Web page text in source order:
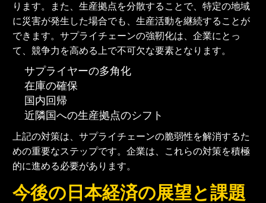
ります。また、生産拠点を分散することで、特定の地域
に災害が発生した場合でも、生産活動を継続することが
できます。サプライチェーンの強靭化は、企業にとっ
て、競争力を高める上で不可欠な要素となります。
サプライヤーの多角化
在庫の確保
国内回帰
近隣国への生産拠点のシフト
上記の対策は、サプライチェーンの脆弱性を解消するた
めの重要なステップです。企業は、これらの対策を積極
的に進める必要があります。
今後の日本経済の展望と課題